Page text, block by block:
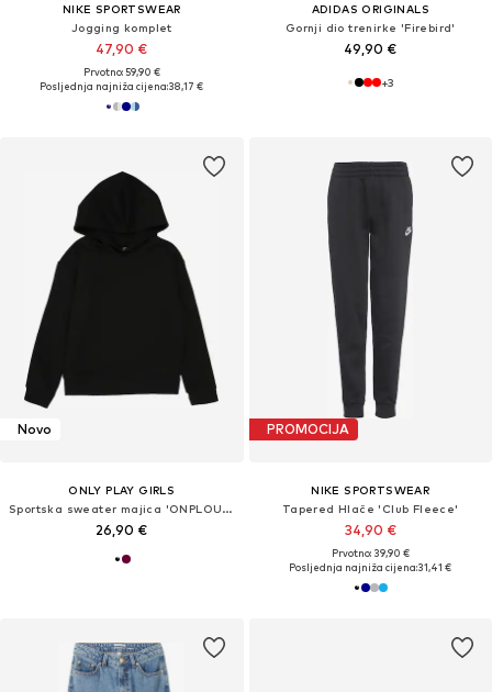
NIKE SPORTSWEAR
Jogging komplet
47,90 €
Prvotno: 59,90 €
Posljednja najniža cijena:38,17 €
ADIDAS ORIGINALS
Gornji dio trenirke 'Firebird'
49,90 €
+3
Novo
ONLY PLAY GIRLS
Sportska sweater majica 'ONPLOUNGES'
26,90 €
PROMOCIJA
NIKE SPORTSWEAR
Tapered Hlače 'Club Fleece'
34,90 €
Prvotno: 39,90 €
Posljednja najniža cijena:31,41 €